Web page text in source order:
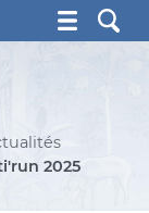
Saint
2025